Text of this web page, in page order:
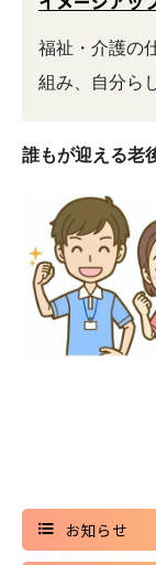
福祉・介護の
誰もが迎える老
お知らせ